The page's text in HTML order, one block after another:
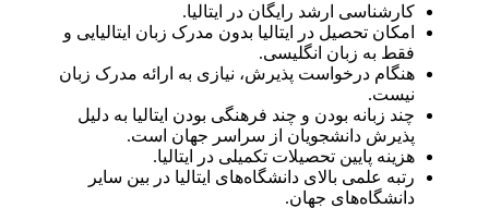
کارشناسی ارشد رایگان در ایتالیا.
امکان تحصیل در ایتالیا بدون مدرک زبان ایتالیایی و
فقط به زبان انگلیسی.
هنگام درخواست پذیرش، نیازی به ارائه مدرک زبان
نیست.
چند زبانه بودن و چند فرهنگی بودن ایتالیا به دلیل
پذیرش دانشجویان از سراسر جهان است.
هزینه پایین تحصیلات تکمیلی در ایتالیا.
رتبه علمی بالای دانشگاه‌های ایتالیا در بین سایر
دانشگاه‌های جهان.